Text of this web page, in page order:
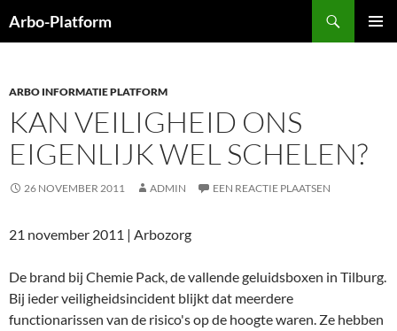
naar
Arbo-Platform
ARBO INFORMATIE PLATFORM
KAN VEILIGHEID ONS
EIGENLIJK WEL SCHELEN?
26 NOVEMBER 2011 ADMIN EEN REACTIE PLAATSEN
21 november 2011 | Arbozorg
De brand bij Chemie Pack, de vallende geluidsboxen in Tilburg.
Bij ieder veiligheidsincident blijkt dat meerdere
functionarissen van de risico's op de hoogte waren. Ze hebben